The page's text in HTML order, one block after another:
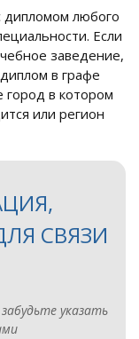
дипломом любого
Если
заведение,
в графе
в котором
или регион
СВЯЗИ
указать